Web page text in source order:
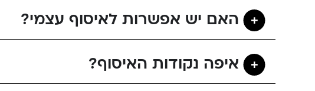
האם יש אפשרות לאיסוף עצמי?
איפה נקודות האיסוף?